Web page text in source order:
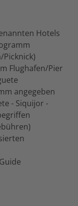
Hotels
Picknick)
Flughafen/Pier
angegeben
- Siquijor -